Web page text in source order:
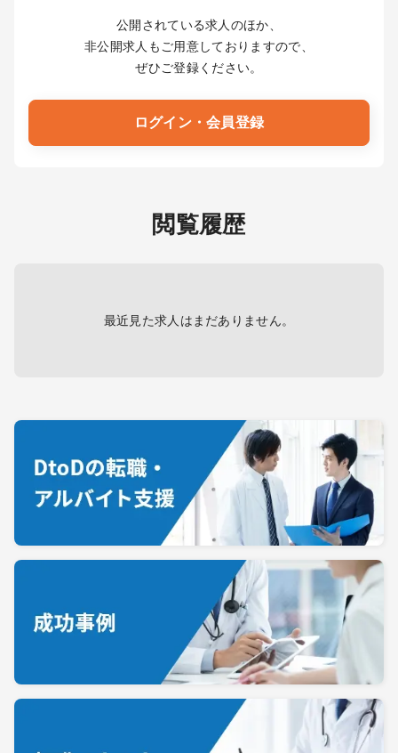
公開されている求人のほか、
非公開求人もご用意しておりますので、
ぜひご登録ください。
ログイン・会員登録
閲覧履歴
最近見た求人はまだありません。